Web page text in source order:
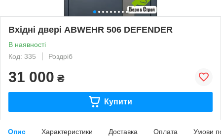
Вхідні двері ABWEHR 506 DEFENDER
В наявності
Код: 335
Роздріб
31 000 ₴
Купити
Опис Характеристики Доставка Оплата Умови